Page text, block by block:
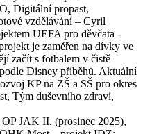
Digitální propast,
vzdělávání – Cyril
UEFA pro děvčata -
je zaměřen na dívky ve
začít s fotbalem v čistě
Disney příběhů. Aktuální
KP na ZŠ a SŠ pro okres
Tým duševního zdraví,
JAK II. (prosinec 2025),